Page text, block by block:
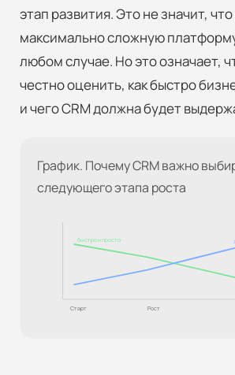
этап развития. Это не значит,
максимально сложную
любом случае. Но это означает,
честно оценить, как быстро
и чего CRM должна будет
График. Почему CRM важно
следующего этапа роста
Старт Рост
быстро и просто